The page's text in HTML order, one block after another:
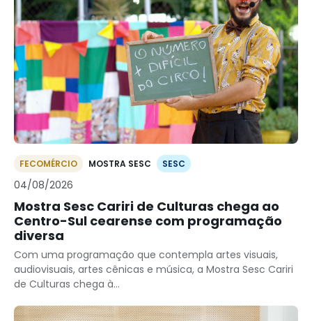
FECOMÉRCIO MOSTRA SESC SESC
04/08/2026
Mostra Sesc Cariri de Culturas chega ao
Centro-Sul cearense com programação
diversa
Com uma programação que contempla artes visuais,
audiovisuais, artes cênicas e música, a Mostra Sesc Cariri
de Culturas chega à...